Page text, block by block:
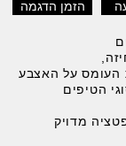
הזמן הדגמה
העומס על האצבע
הטיפים
מדויק